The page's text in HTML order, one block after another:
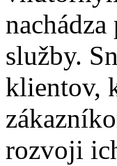
služby.
klientov,
rozvoji